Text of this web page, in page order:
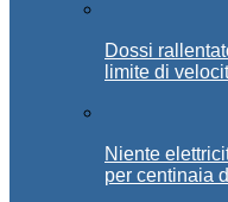
Dossi
limite di
Niente
per centinaia